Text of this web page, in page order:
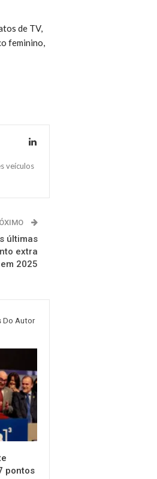
de TV,
feminino,
veículos
últimas
extra
em 2025
Do Autor
pontos